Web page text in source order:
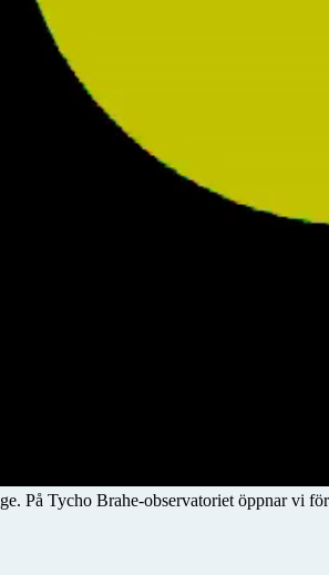
På Tycho Brahe-observatoriet öppnar vi